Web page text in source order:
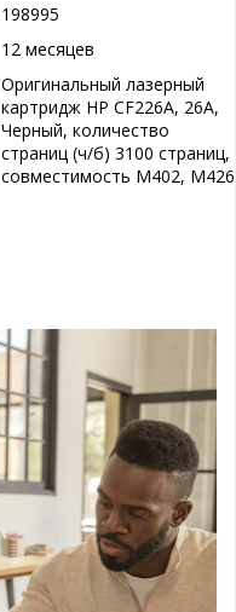
198995
12 месяцев
Оригинальный лазерный
картридж HP CF226A, 26A,
Черный, количество
страниц (ч/б) 3100 страниц,
совместимость M402, M426